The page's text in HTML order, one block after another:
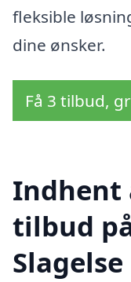
fleksible
dine ønsker.
Få 3 tilbud,
Indhent
tilbud
Slagelse